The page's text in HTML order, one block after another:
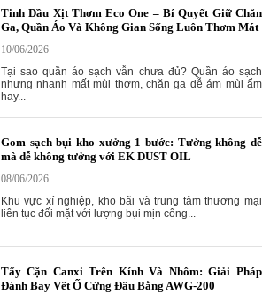
Tinh Dầu Xịt Thơm Eco One – Bí Quyết Giữ Chăn
Ga, Quần Áo Và Không Gian Sống Luôn Thơm Mát
10/06/2026
Tại sao quần áo sạch vẫn chưa đủ? Quần áo sạch
nhưng nhanh mất mùi thơm, chăn ga dễ ám mùi ẩm
hay...
Gom sạch bụi kho xưởng 1 bước: Tưởng không dễ
mà dễ không tưởng với EK DUST OIL
08/06/2026
Khu vực xí nghiệp, kho bãi và trung tâm thương mại
liên tục đối mặt với lượng bụi mịn công...
Tẩy Cặn Canxi Trên Kính Và Nhôm: Giải Pháp
Đánh Bay Vết Ố Cứng Đầu Bằng AWG-200